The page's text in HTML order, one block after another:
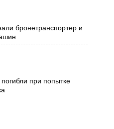
бронетранспортер и
при попытке